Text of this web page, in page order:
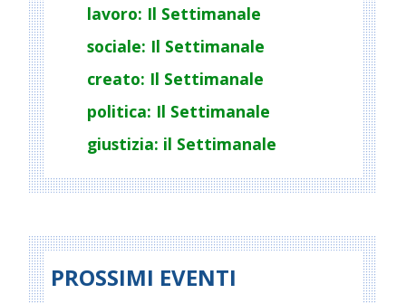
lavoro: Il Settimanale
sociale: Il Settimanale
creato: Il Settimanale
politica: Il Settimanale
giustizia: il Settimanale
PROSSIMI EVENTI